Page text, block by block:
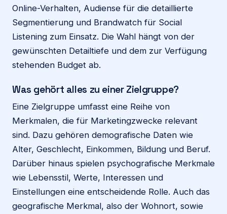
Online-Verhalten, Audiense für die detaillierte
Segmentierung und Brandwatch für Social
Listening zum Einsatz. Die Wahl hängt von der
gewünschten Detailtiefe und dem zur Verfügung
stehenden Budget ab.
Was gehört alles zu einer Zielgruppe?
Eine Zielgruppe umfasst eine Reihe von
Merkmalen, die für Marketingzwecke relevant
sind. Dazu gehören demografische Daten wie
Alter, Geschlecht, Einkommen, Bildung und Beruf.
Darüber hinaus spielen psychografische Merkmale
wie Lebensstil, Werte, Interessen und
Einstellungen eine entscheidende Rolle. Auch das
geografische Merkmal, also der Wohnort, sowie